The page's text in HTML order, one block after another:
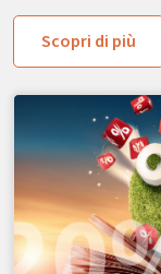
Scopri di più